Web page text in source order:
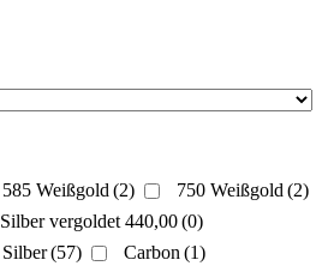
585 Weißgold (2) 750 Weißgold (2)
Silber vergoldet 440,00(0)
Silber(57) Carbon (1)